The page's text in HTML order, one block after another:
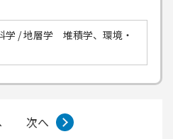
学 / 地層学 堆積学、環境・
次へ